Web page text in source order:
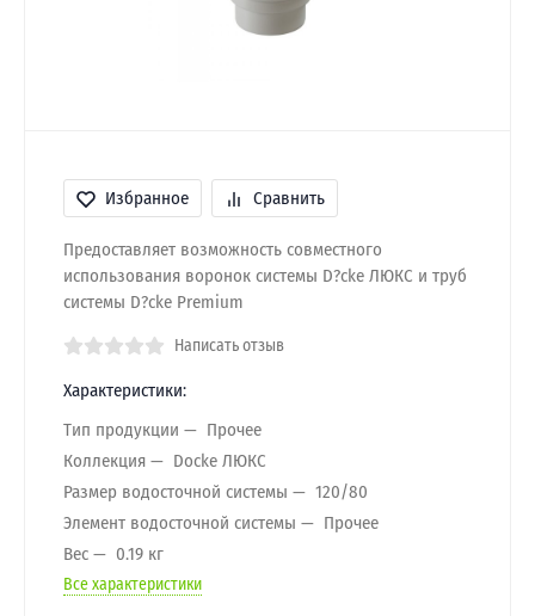
Избранное Сравнить
Предоставляет возможность совместного
использования воронок системы D?cke ЛЮКС и труб
системы D?cke Premium
Написать отзыв
Характеристики:
Тип продукции
Прочее
Коллекция
Docke ЛЮКС
Размер водосточной системы
120/80
Элемент водосточной системы
Прочее
Вес
0.19 кг
Все характеристики